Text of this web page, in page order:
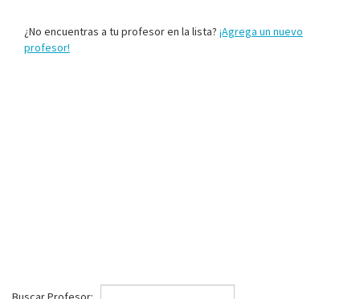
¿No encuentras a tu profesor en la lista? ¡Agrega un nuevo
profesor!